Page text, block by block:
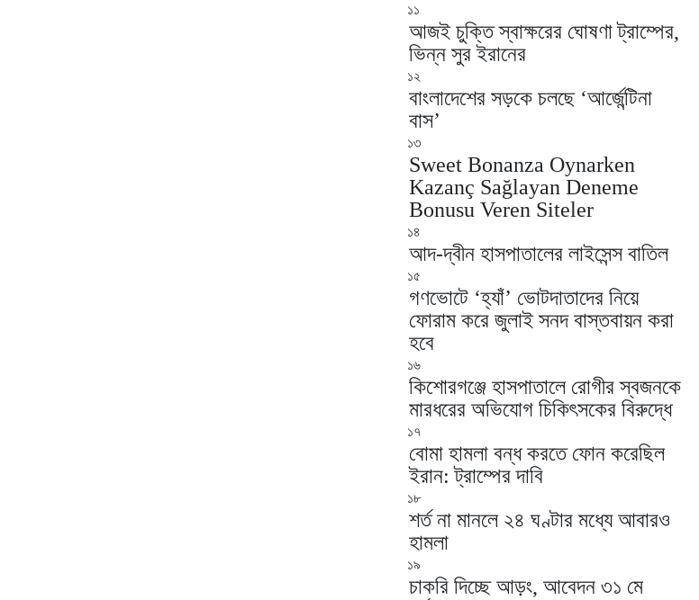
১১
আজই চুক্তি স্বাক্ষরের ঘোষণা ট্রাম্পের,
ভিন্ন সুর ইরানের
১২
বাংলাদেশের সড়কে চলছে ‘আর্জেন্টিনা
বাস’
১৩
Sweet Bonanza Oynarken
Kazanç Sağlayan Deneme
Bonusu Veren Siteler
১৪
আদ-দ্বীন হাসপাতালের লাইসেন্স বাতিল
১৫
গণভোটে ‘হ্যাঁ’ ভোটদাতাদের নিয়ে
ফোরাম করে জুলাই সনদ বাস্তবায়ন করা
হবে
১৬
কিশোরগঞ্জে হাসপাতালে রোগীর স্বজনকে
মারধরের অভিযোগ চিকিৎসকের বিরুদ্ধে
১৭
বোমা হামলা বন্ধ করতে ফোন করেছিল
ইরান: ট্রাম্পের দাবি
১৮
শর্ত না মানলে ২৪ ঘণ্টার মধ্যে আবারও
হামলা
১৯
চাকরি দিচ্ছে আড়ং, আবেদন ৩১ মে